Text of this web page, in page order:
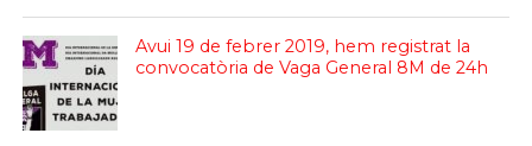
Avui 19 de febrer 2019, hem registrat la
convocatòria de Vaga General 8M de 24h